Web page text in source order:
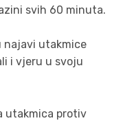
svih 60 minuta.
najavi utakmice
i vjeru u svoju
utakmica protiv